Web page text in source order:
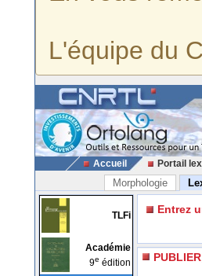
L'équipe du
Accueil Portail
Morphologie
TLFi
Académie
9e édition
Entrez
PUBLIER